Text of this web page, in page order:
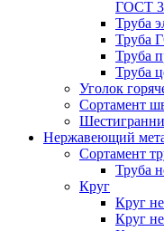
ГОСТ
Труба
Труба
Труба
Труба
Уголок
Сортамент
Нержавеющий
Сортамент
Труба
Круг
Круг
Круг